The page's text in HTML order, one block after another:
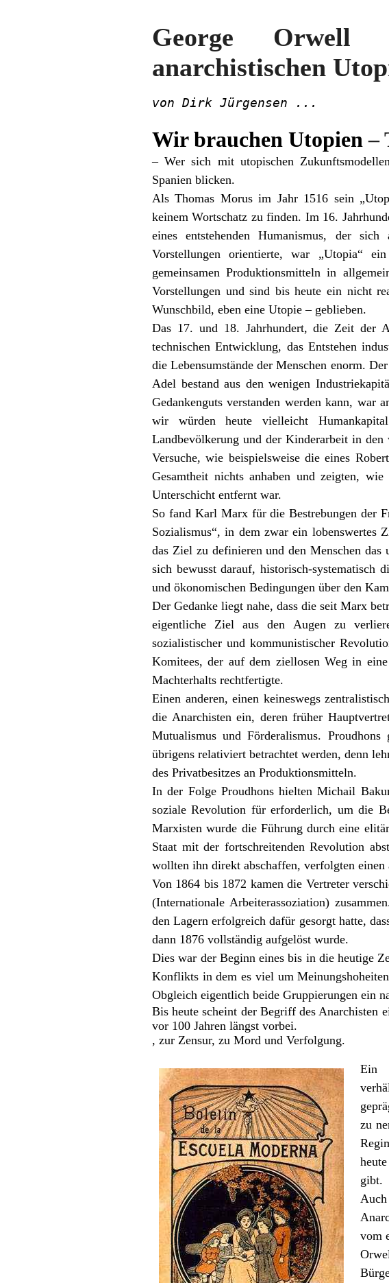
George Orwell
anarchistischen
von Dirk Jürgensen ...
Wir brauchen Utopien –
– Wer sich mit utopischen
Spanien blicken.
Als Thomas Morus im Jahr 1516 sein „
keinem Wortschatz zu finden. Im 16.
eines entstehenden Humanismus, der
Vorstellungen orientierte, war „Utopia“
gemeinsamen Produktionsmitteln in
Vorstellungen und sind bis heute ein nicht
Wunschbild, eben eine Utopie – geblieben.
Das 17. und 18. Jahrhundert, die Zeit der
technischen Entwicklung, das Entstehen
die Lebensumstände der Menschen enorm.
Adel bestand aus den wenigen
Gedankenguts verstanden werden kann, war
wir würden heute vielleicht
Landbevölkerung und der Kinderarbeit in den
Versuche, wie beispielsweise die eines
Gesamtheit nichts anhaben und zeigten,
Unterschicht entfernt war.
So fand Karl Marx für die Bestrebungen der
Sozialismus“, in dem zwar ein lobenswertes
das Ziel zu definieren und den Menschen
sich bewusst darauf, historisch-systematisch
und ökonomischen Bedingungen über den
Der Gedanke liegt nahe, dass die seit Marx
eigentliche Ziel aus den Augen zu
sozialistischer und kommunistischer
Komitees, der auf dem ziellosen Weg in
Machterhalts rechtfertigte.
Einen anderen, einen keineswegs
die Anarchisten ein, deren früher
Mutualismus und Förderalismus.
übrigens relativiert betrachtet werden, denn
des Privatbesitzes an Produktionsmitteln.
In der Folge Proudhons hielten Michail
soziale Revolution für erforderlich, um die
Marxisten wurde die Führung durch eine
Staat mit der fortschreitenden Revolution
wollten ihn direkt abschaffen, verfolgten einen
Von 1864 bis 1872 kamen die Vertreter
(Internationale Arbeiterassoziation)
den Lagern erfolgreich dafür gesorgt hatte,
dann 1876 vollständig aufgelöst wurde.
Dies war der Beginn eines bis in die heutige
Konflikts in dem es viel um
Obgleich eigentlich beide Gruppierungen ein
Bis heute scheint der Begriff des Anarchisten
vor 100 Jahren längst vorbei.
, zur Zensur, zu Mord und Verfolgung.
Ein
zu
gibt.
vom